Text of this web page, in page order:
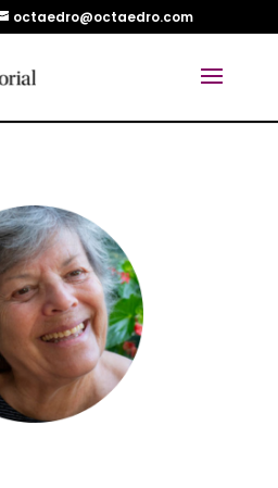
octaedro@octaedro.com